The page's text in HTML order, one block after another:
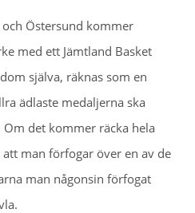
Östersund kommer
med ett Jämtland Basket
själva, räknas som en
ädlaste medaljerna ska
Om det kommer räcka hela
man förfogar över en av de
man någonsin förfogat